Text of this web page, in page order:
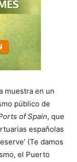
muestra en un
público de
of Spain, que
españolas
(Te damos
el Puerto